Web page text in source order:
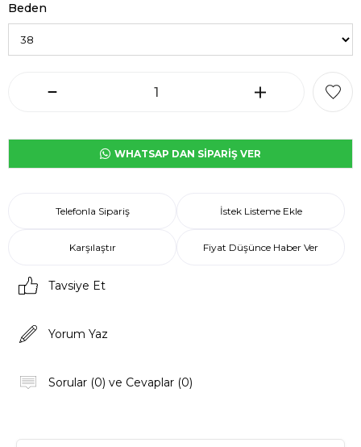
Beden
WHATSAP DAN SİPARİŞ VER
Telefonla Sipariş İstek Listeme Ekle
Karşılaştır Fiyat Düşünce Haber Ver
Tavsiye Et
Yorum Yaz
Sorular (0) ve Cevaplar (0)